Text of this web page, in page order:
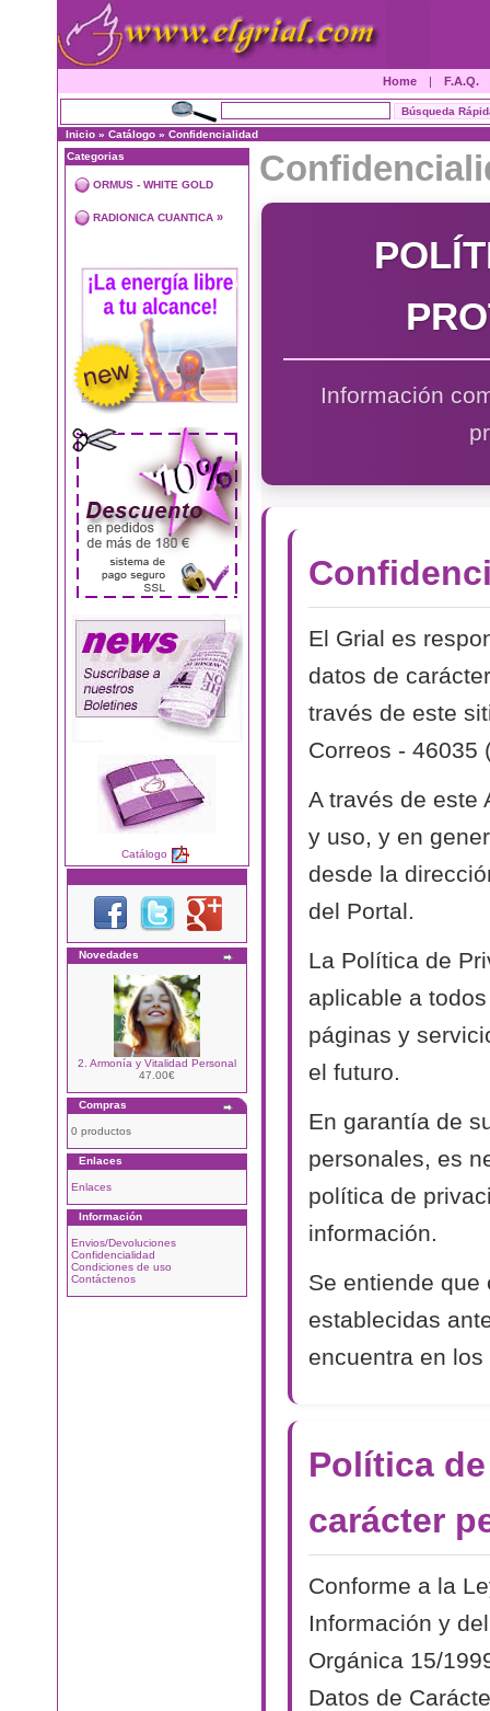
Home | F.A.Q.
Inicio » Catálogo » Confidencialidad
Categorias
ORMUS - WHITE GOLD
RADIONICA CUANTICA »
Catálogo
Novedades
2. Armonía y Vitalidad Personal
47.00€
Compras
0 productos
Enlaces
Enlaces
Información
Envios/Devoluciones
Confidencialidad
Condiciones de uso
Contáctenos
Información
El Grial es
datos de
través de este
Correos - 46035
A través de este
y uso, y en
desde la
del Portal.
La Política de
aplicable a
páginas y
el futuro.
En garantía de
personales, es
política de
información.
Se entiende
establecidas
encuentra en
Política
carácter
Conforme a la
Información y
Orgánica 15/
Datos de